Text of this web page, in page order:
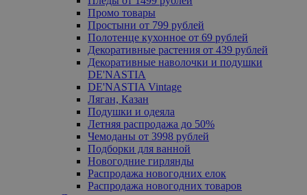
Промо товары
Простыни от 799 рублей
Полотенце кухонное от 69 рублей
Декоративные растения от 439 рублей
Декоративные наволочки и подушки
DE'NASTIA
DE'NASTIA Vintage
Ляган, Казан
Подушки и одеяла
Летняя распродажа до 50%
Чемоданы от 3998 рублей
Подборки для ванной
Новогодние гирлянды
Распродажа новогодних елок
Распродажа новогодних товаров